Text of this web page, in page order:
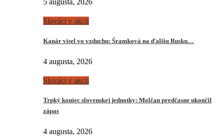
5 augusta, 2026
Slováci v akcii
Kanár visel vo vzduchu: Šramková na ďalšiu Rusku…
4 augusta, 2026
Slováci v akcii
Trpký koniec slovenskej jednotky: Molčan predčasne ukončil
zápas
4 augusta, 2026